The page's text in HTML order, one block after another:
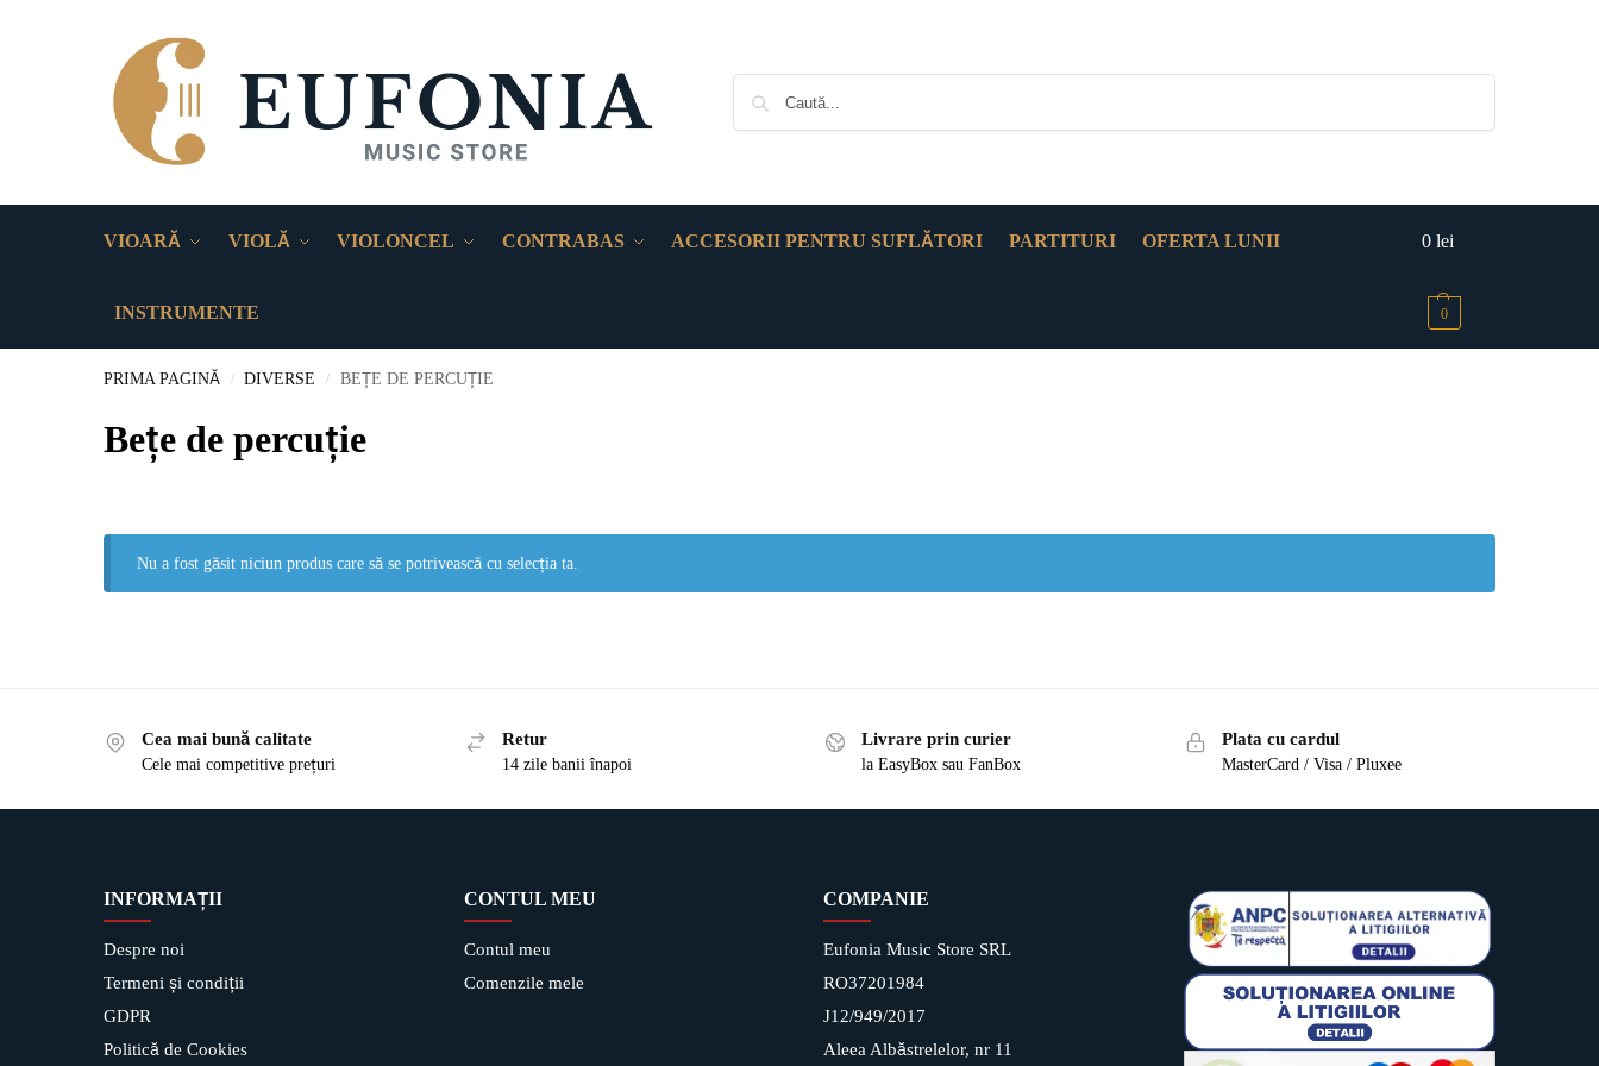
VIOARĂ VIOLĂ VIOLONCEL CONTRABAS ACCESORII PENTRU SUFLĂTORI PARTITURI OFERTA LUNII
INSTRUMENTE
0 lei
0
PRIMA PAGINĂ / DIVERSE / BEȚE DE PERCUȚIE
Bețe de percuție
Nu a fost găsit niciun produs care să se potrivească cu selecția ta.
Cea mai bună calitate
Cele mai competitive prețuri
Retur
14 zile banii înapoi
Livrare prin curier
la EasyBox sau FanBox
Plata cu cardul
MasterCard / Visa / Pluxee
INFORMAȚII
Despre noi
Termeni și condiții
GDPR
Politică de Cookies
CONTUL MEU
Contul meu
Comenzile mele
COMPANIE
Eufonia Music Store SRL
RO37201984
J12/949/2017
Aleea Albăstrelelor, nr 11